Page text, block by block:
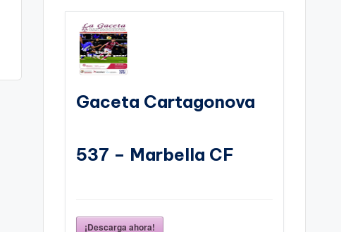
Gaceta Cartagonova
537 – Marbella CF
¡Descarga ahora!